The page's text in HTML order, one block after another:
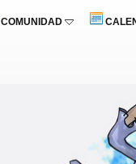
COMUNIDAD